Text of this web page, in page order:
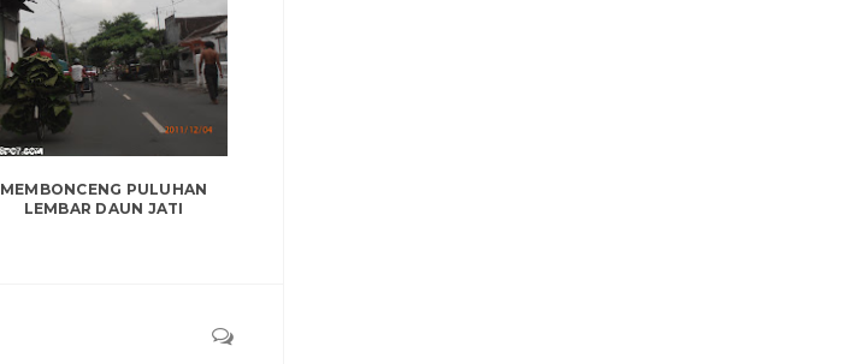
MEMBONCENG PULUHAN
LEMBAR DAUN JATI